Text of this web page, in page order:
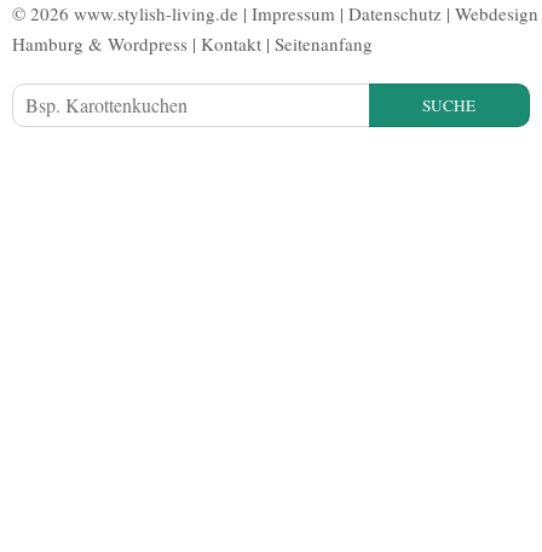
© 2026 www.stylish-living.de | Impressum | Datenschutz | Webdesign
Hamburg & Wordpress | Kontakt | Seitenanfang
SUCHE